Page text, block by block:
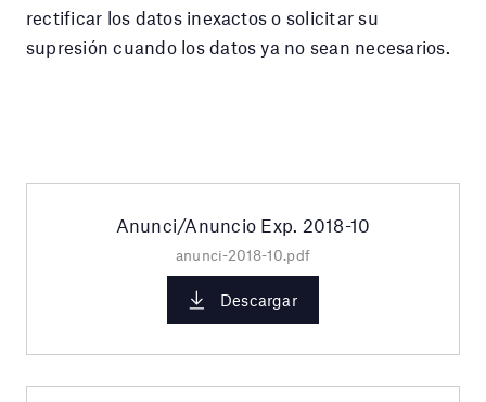
rectificar los datos inexactos o solicitar su
supresión cuando los datos ya no sean necesarios.
Anunci/Anuncio Exp. 2018-10
anunci-2018-10.pdf
Descargar